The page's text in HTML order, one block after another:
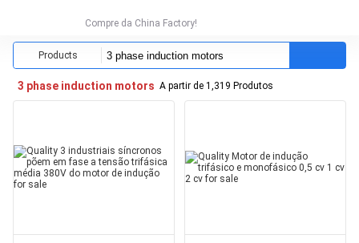
Compre da China Factory!
Products
3 phase induction motors A partir de 1,319 Produtos